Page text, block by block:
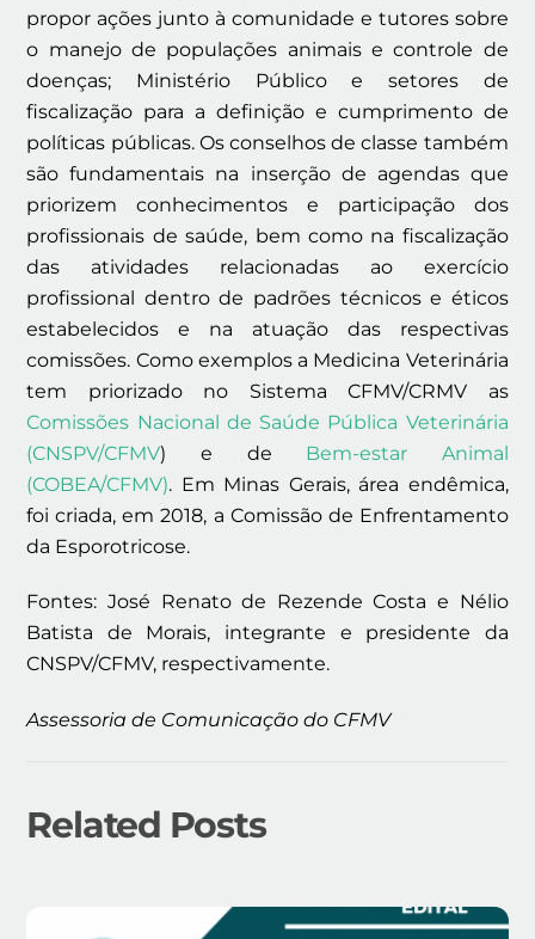
propor ações junto à comunidade e tutores sobre
o manejo de populações animais e controle de
doenças; Ministério Público e setores de
fiscalização para a definição e cumprimento de
políticas públicas. Os conselhos de classe também
são fundamentais na inserção de agendas que
priorizem conhecimentos e participação dos
profissionais de saúde, bem como na fiscalização
das atividades relacionadas ao exercício
profissional dentro de padrões técnicos e éticos
estabelecidos e na atuação das respectivas
comissões. Como exemplos a Medicina Veterinária
tem priorizado no Sistema CFMV/CRMV as
Comissões Nacional de Saúde Pública Veterinária
(CNSPV/CFMV) e de Bem-estar Animal
(COBEA/CFMV). Em Minas Gerais, área endêmica,
foi criada, em 2018, a Comissão de Enfrentamento
da Esporotricose.
Fontes: José Renato de Rezende Costa e Nélio
Batista de Morais, integrante e presidente da
CNSPV/CFMV, respectivamente.
Assessoria de Comunicação do CFMV
Related Posts